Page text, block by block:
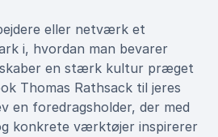
eller netværk et
i, hvordan man bevarer
en stærk kultur præget
Thomas Rathsack til jeres
en foredragsholder, der med
konkrete værktøjer inspirerer